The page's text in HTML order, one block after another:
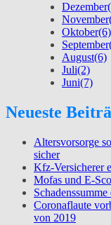
Dezember
November
Oktober(6)
September
August(6)
Juli(2)
Juni(7)
Neueste
Altersvorsorge
sicher
Kfz-Versicherer
Mofas und E-
Coronaflaute
von 2019